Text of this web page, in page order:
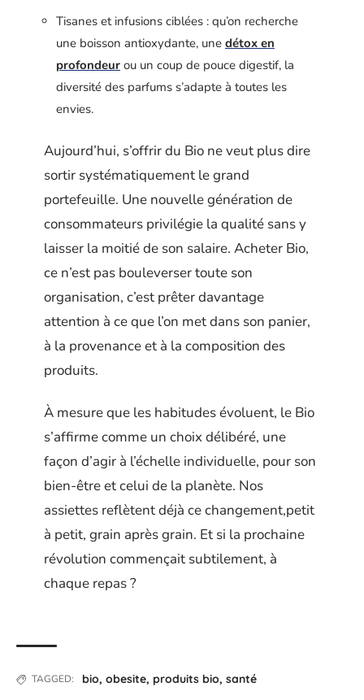
Tisanes et infusions ciblées : qu’on recherche
une boisson antioxydante, une détox en
profondeur ou un coup de pouce digestif, la
diversité des parfums s’adapte à toutes les
envies.
Aujourd’hui, s’offrir du Bio ne veut plus dire
sortir systématiquement le grand
portefeuille. Une nouvelle génération de
consommateurs privilégie la qualité sans y
laisser la moitié de son salaire. Acheter Bio,
ce n’est pas bouleverser toute son
organisation, c’est prêter davantage
attention à ce que l’on met dans son panier,
à la provenance et à la composition des
produits.
À mesure que les habitudes évoluent, le Bio
s’affirme comme un choix délibéré, une
façon d’agir à l’échelle individuelle, pour son
bien-être et celui de la planète. Nos
assiettes reflètent déjà ce changement,petit
à petit, grain après grain. Et si la prochaine
révolution commençait subtilement, à
chaque repas ?
TAGGED: bio, obesite, produits bio, santé